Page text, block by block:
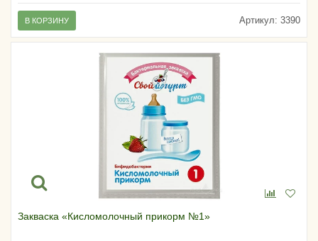
Артикул: 3390
В КОРЗИНУ
Закваска «Кисломолочный прикорм №1»